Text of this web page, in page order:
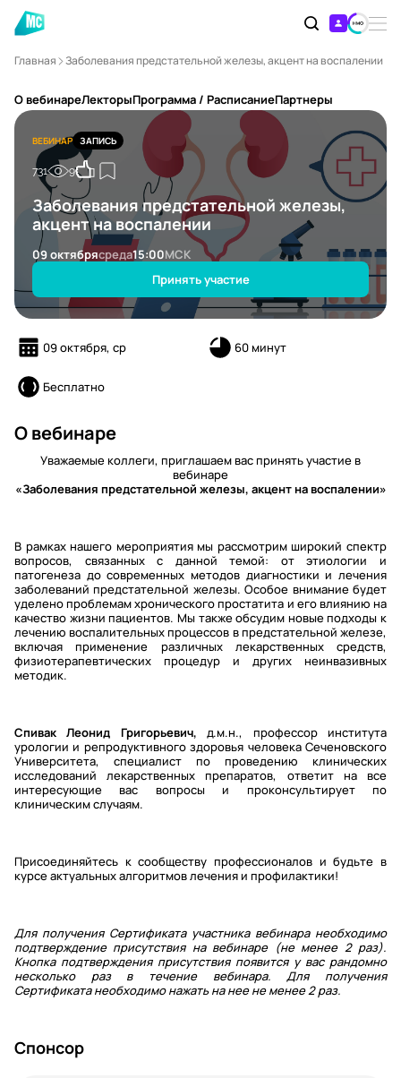
Главная Заболевания предстательной железы, акцент на воспалении
О вебинареЛекторыПрограмма / РасписаниеПартнеры
ВЕБИНАР ЗАПИСЬ
731 9
Заболевания предстательной железы,
акцент на воспалении
09 октябрясреда15:00МСК
Принять участие
09 октября, ср 60 минут
Бесплатно
О вебинаре
Уважаемые коллеги, приглашаем вас принять участие в
вебинаре
«Заболевания предстательной железы, акцент на воспалении»
В рамках нашего мероприятия мы рассмотрим широкий спектр
вопросов, связанных с данной темой: от этиологии и
патогенеза до современных методов диагностики и лечения
заболеваний предстательной железы. Особое внимание будет
уделено проблемам хронического простатита и его влиянию на
качество жизни пациентов. Мы также обсудим новые подходы к
лечению воспалительных процессов в предстательной железе,
включая применение различных лекарственных средств,
физиотерапевтических процедур и других неинвазивных
методик.
Спивак Леонид Григорьевич, д.м.н., профессор института
урологии и репродуктивного здоровья человека Сеченовского
Университета, специалист по проведению клинических
исследований лекарственных препаратов, ответит на все
интересующие вас вопросы и проконсультирует по
клиническим случаям.
Присоединяйтесь к сообществу профессионалов и будьте в
курсе актуальных алгоритмов лечения и профилактики!
Для получения Сертификата участника вебинара необходимо
подтверждение присутствия на вебинаре (не менее 2 раз).
Кнопка подтверждения присутствия появится у вас рандомно
несколько раз в течение вебинара. Для получения
Сертификата необходимо нажать на нее не менее 2 раз.
Спонсор